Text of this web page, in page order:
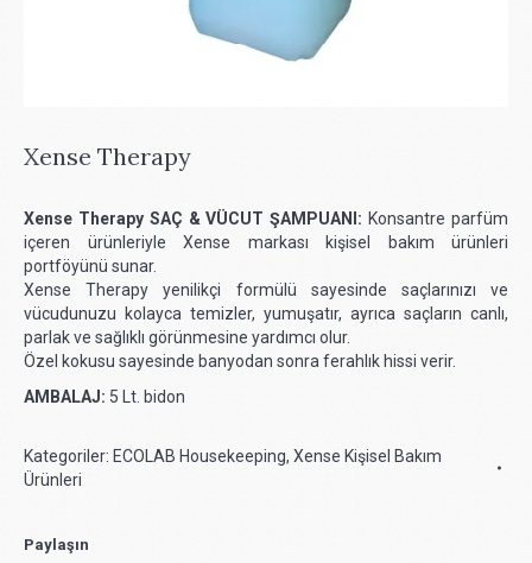
Xense Therapy
Xense Therapy SAÇ & VÜCUT ŞAMPUANI: Konsantre parfüm
içeren ürünleriyle Xense markası kişisel bakım ürünleri
portföyünü sunar.
Xense Therapy yenilikçi formülü sayesinde saçlarınızı ve
vücudunuzu kolayca temizler, yumuşatır, ayrıca saçların canlı,
parlak ve sağlıklı görünmesine yardımcı olur.
Özel kokusu sayesinde banyodan sonra ferahlık hissi verir.
AMBALAJ: 5 Lt. bidon
Kategoriler: ECOLAB Housekeeping, Xense Kişisel Bakım
Ürünleri
Paylaşın